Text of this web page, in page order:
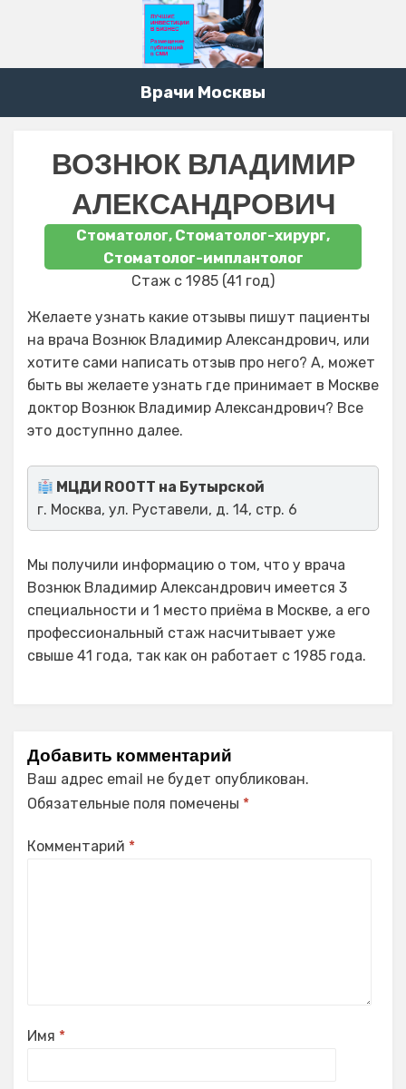
Врачи Москвы
ВОЗНЮК ВЛАДИМИР
АЛЕКСАНДРОВИЧ
Стоматолог, Стоматолог-хирург,
Стоматолог-имплантолог
Стаж с 1985 (41 год)
Желаете узнать какие отзывы пишут пациенты
на врача Вознюк Владимир Александрович, или
хотите сами написать отзыв про него? А, может
быть вы желаете узнать где принимает в Москве
доктор Вознюк Владимир Александрович? Все
это доступнно далее.
МЦДИ ROOTT на Бутырской
г. Москва, ул. Руставели, д. 14, стр. 6
Мы получили информацию о том, что у врача
Вознюк Владимир Александрович имеется 3
специальности и 1 место приёма в Москве, а его
профессиональный стаж насчитывает уже
свыше 41 года, так как он работает с 1985 года.
Добавить комментарий
Ваш адрес email не будет опубликован.
Обязательные поля помечены *
Комментарий *
Имя *